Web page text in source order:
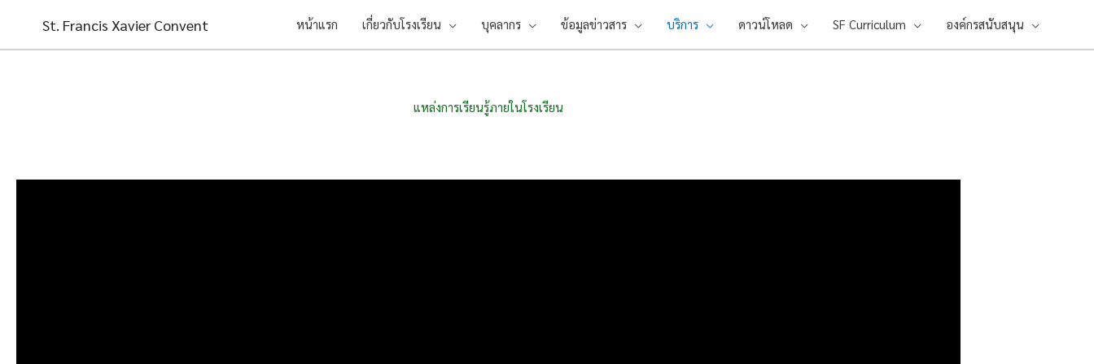
content
St. Francis Xavier Convent หน้าแรก เกี่ยวกับโรงเรียน บุคลากร ข้อมูลข่าวสาร บริการ ดาวน์โหลด SF Curriculum องค์กรสนับสนุน
แหล่งการเรียนรู้ภายในโรงเรียน